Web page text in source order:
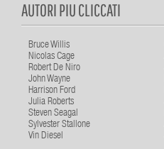
AUTORI PIU CLICCATI
Bruce Willis
Nicolas Cage
Robert De Niro
John Wayne
Harrison Ford
Julia Roberts
Steven Seagal
Sylvester Stallone
Vin Diesel